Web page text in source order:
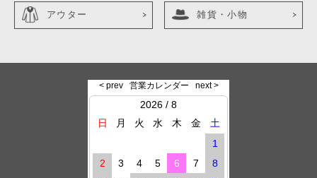
アウター 雑貨・小物